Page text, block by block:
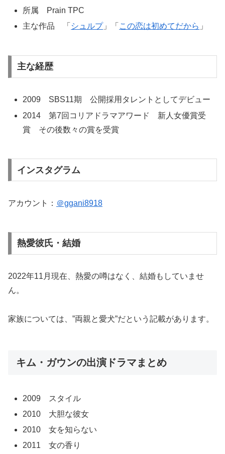
所属 Prain TPC
主な作品 「 シュルプ」「 この恋は初めてだから 」
主な経歴
2009 SBS11期 公開採用タレントとしてデビュー
2014 第7回コリアドラマアワード 新人女優賞受
賞 その後数々の賞を受賞
インスタグラム
アカウント： ＠ggani8918
熱愛彼氏・結婚
2022年11月現在、熱愛の噂はなく、結婚もしていませ
ん。
家族については、”両親と愛犬”だという記載があります。
キム・ガウンの出演ドラマまとめ
2009 スタイル
2010 大胆な彼女
2010 女を知らない
2011 女の香り